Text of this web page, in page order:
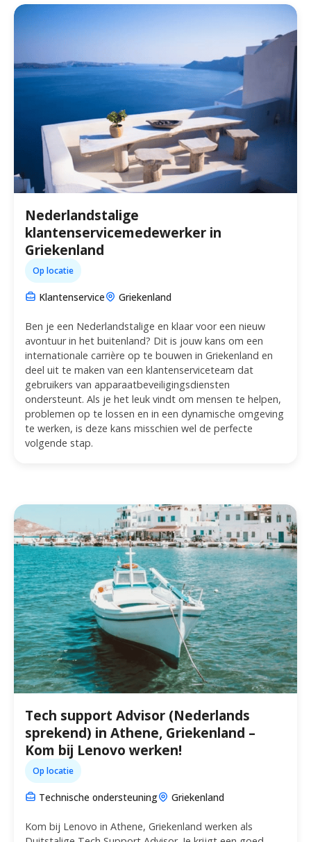
Nederlandstalige
klantenservicemedewerker in
Griekenland
Op locatie
Klantenservice Griekenland
Ben je een Nederlandstalige en klaar voor een nieuw
avontuur in het buitenland? Dit is jouw kans om een
internationale carrière op te bouwen in Griekenland en
deel uit te maken van een klantenserviceteam dat
gebruikers van apparaatbeveiligingsdiensten
ondersteunt. Als je het leuk vindt om mensen te helpen,
problemen op te lossen en in een dynamische omgeving
te werken, is deze kans misschien wel de perfecte
volgende stap.
Tech support Advisor (Nederlands
sprekend) in Athene, Griekenland –
Kom bij Lenovo werken!
Op locatie
Technische ondersteuning Griekenland
Kom bij Lenovo in Athene, Griekenland werken als